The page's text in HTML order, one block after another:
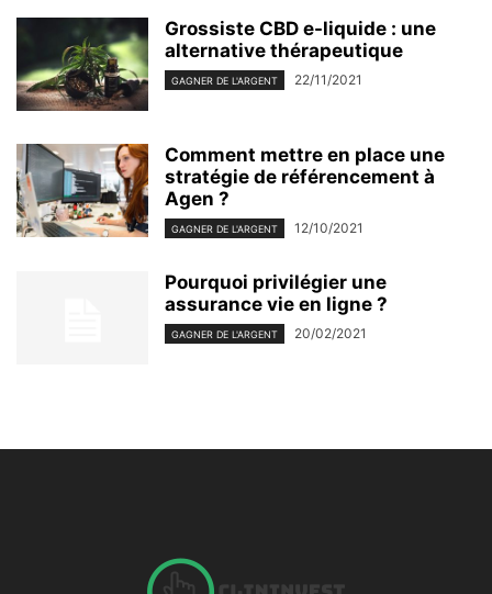
Grossiste CBD e-liquide : une
alternative thérapeutique
GAGNER DE L'ARGENT 22/11/2021
Comment mettre en place une
stratégie de référencement à
Agen ?
GAGNER DE L'ARGENT 12/10/2021
Pourquoi privilégier une
assurance vie en ligne ?
GAGNER DE L'ARGENT 20/02/2021